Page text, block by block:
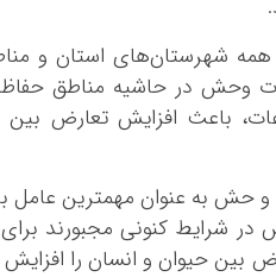
شهرستان‌های استان و
وحش در حاشیه مناطق
باعث افزایش تعارض
حش به عنوان مهمترین عامل
کنونی مجبورند برای
بین حیوان و انسان را